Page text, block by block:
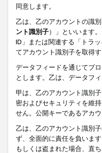
同意します。
乙は、乙のアカウントの識
ント識別子）」といいます
ID」または関連する「トラ
てアカウント識別子を取得
データフィードを通じてプ
とします。乙は、データフ
甲は、乙のアカウント識別
密およびセキュリティを維
せん。公開キーであるアカ
乙は、乙のアカウント識別
ず、全面的に責任を負いま
もしくは盗まれた場合、直